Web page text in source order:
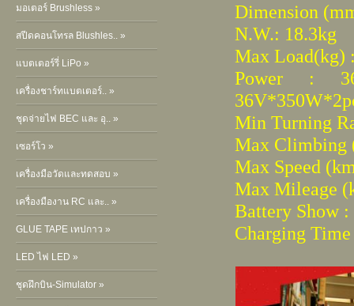
มอเตอร์ Brushless »
สปีดคอนโทรล Blushles.. »
แบตเตอร์รี่ LiPo »
เครื่องชาร์ทแบตเตอร์.. »
ชุดจ่ายไฟ BEC และ อุ.. »
เซอร์โว »
เครื่องมือวัดและทดสอบ »
เครื่องมืองาน RC และ.. »
GLUE TAPE เทปกาว »
LED ไฟ LED »
ชุดฝึกบิน-Simulator »
Dimension
N.W.: 18.3kg
Max Load(kg)
Power :
Min Turning
Max Climbing
Max Speed
Max Mileage
Battery Show
Charging